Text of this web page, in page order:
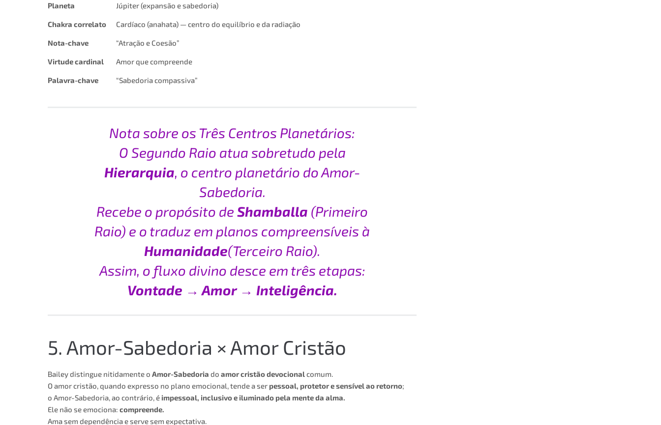
Planeta Júpiter (expansão e sabedoria)
Chakra correlato Cardíaco (anahata) — centro do equilíbrio e da radiação
Nota-chave “Atração e Coesão”
Virtude cardinal Amor que compreende
Palavra-chave “Sabedoria compassiva”
Nota sobre os Três Centros Planetários:
O Segundo Raio atua sobretudo pela
Hierarquia, o centro planetário do Amor-
Sabedoria.
Recebe o propósito de Shamballa (Primeiro
Raio) e o traduz em planos compreensíveis à
Humanidade(Terceiro Raio).
Assim, o fluxo divino desce em três etapas:
Vontade → Amor → Inteligência.
5. Amor-Sabedoria × Amor Cristão
Bailey distingue nitidamente o Amor-Sabedoria do amor cristão devocional comum.
O amor cristão, quando expresso no plano emocional, tende a ser pessoal, protetor e sensível ao retorno;
o Amor-Sabedoria, ao contrário, é impessoal, inclusivo e iluminado pela mente da alma.
Ele não se emociona: compreende.
Ama sem dependência e serve sem expectativa.